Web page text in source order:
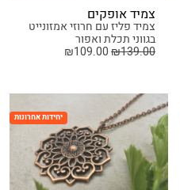
צמיד אופקים
צמיד פליז עם חרוזי אמזונייט
בגווני תכלת ואפור
₪139.00
₪109.00
יחידות אחרונות